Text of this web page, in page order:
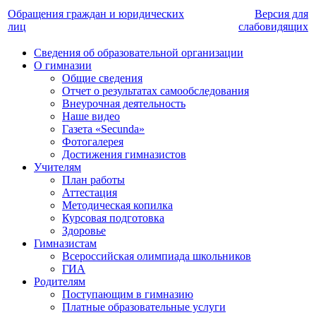
Обращения граждан и юридических
лиц
Версия для
слабовидящих
Сведения об образовательной организации
О гимназии
Общие сведения
Отчет о результатах самообследования
Внеурочная деятельность
Наше видео
Газета «Secunda»
Фотогалерея
Достижения гимназистов
Учителям
План работы
Аттестация
Методическая копилка
Курсовая подготовка
Здоровье
Гимназистам
Всероссийская олимпиада школьников
ГИА
Родителям
Поступающим в гимназию
Платные образовательные услуги